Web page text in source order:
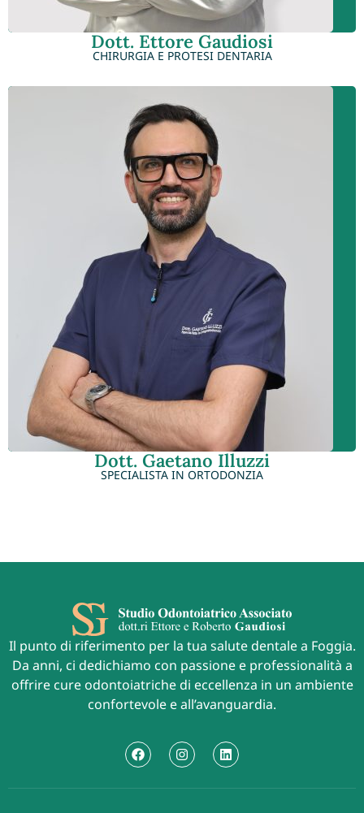
Dott. Ettore Gaudiosi
CHIRURGIA E PROTESI DENTARIA
Dott. Gaetano Illuzzi
SPECIALISTA IN ORTODONZIA
Il punto di riferimento per la tua salute dentale a Foggia.
Da anni, ci dedichiamo con passione e professionalità a
offrire cure odontoiatriche di eccellenza in un ambiente
confortevole e all’avanguardia.